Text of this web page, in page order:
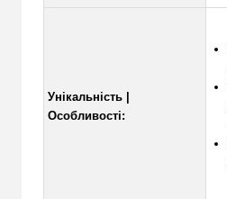
Унікальність |
Особливості: